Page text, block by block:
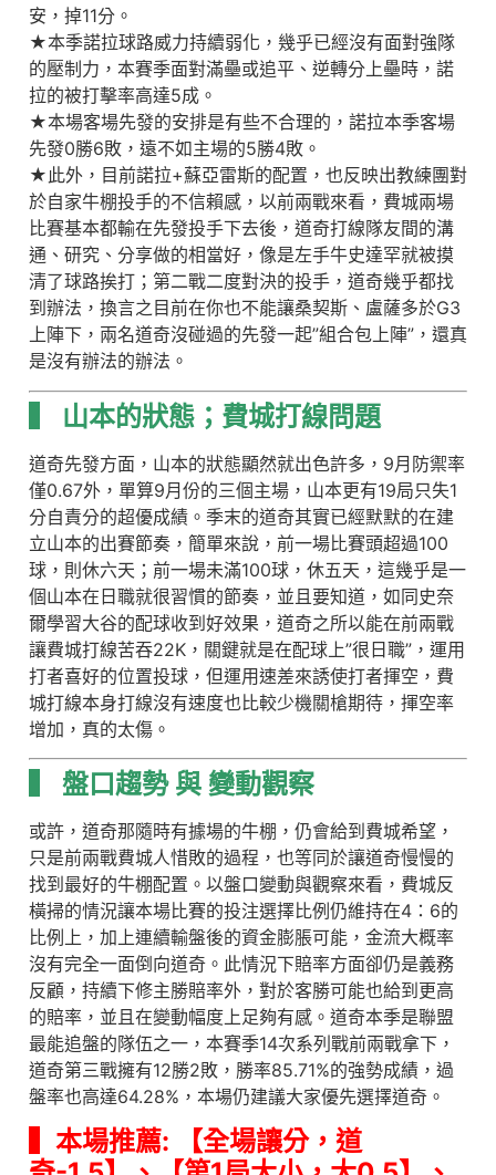
安，掉11分。
★本季諾拉球路威力持續弱化，幾乎已經沒有面對強隊
的壓制力，本賽季面對滿壘或追平、逆轉分上壘時，諾
拉的被打擊率高達5成。
★本場客場先發的安排是有些不合理的，諾拉本季客場
先發0勝6敗，遠不如主場的5勝4敗。
★此外，目前諾拉+蘇亞雷斯的配置，也反映出教練團對
於自家牛棚投手的不信賴感，以前兩戰來看，費城兩場
比賽基本都輸在先發投手下去後，道奇打線隊友間的溝
通、研究、分享做的相當好，像是左手牛史達罕就被摸
清了球路挨打；第二戰二度對決的投手，道奇幾乎都找
到辦法，換言之目前在你也不能讓桑契斯、盧薩多於G3
上陣下，兩名道奇沒碰過的先發一起”組合包上陣”，還真
是沒有辦法的辦法。
山本的狀態；費城打線問題
道奇先發方面，山本的狀態顯然就出色許多，9月防禦率
僅0.67外，單算9月份的三個主場，山本更有19局只失1
分自責分的超優成績。季末的道奇其實已經默默的在建
立山本的出賽節奏，簡單來說，前一場比賽頭超過100
球，則休六天；前一場未滿100球，休五天，這幾乎是一
個山本在日職就很習慣的節奏，並且要知道，如同史奈
爾學習大谷的配球收到好效果，道奇之所以能在前兩戰
讓費城打線苦吞22K，關鍵就是在配球上”很日職”，運用
打者喜好的位置投球，但運用速差來誘使打者揮空，費
城打線本身打線沒有速度也比較少機關槍期待，揮空率
增加，真的太傷。
盤口趨勢 與 變動觀察
或許，道奇那隨時有據場的牛棚，仍會給到費城希望，
只是前兩戰費城人惜敗的過程，也等同於讓道奇慢慢的
找到最好的牛棚配置。以盤口變動與觀察來看，費城反
橫掃的情況讓本場比賽的投注選擇比例仍維持在4：6的
比例上，加上連續輸盤後的資金膨脹可能，金流大概率
沒有完全一面倒向道奇。此情況下賠率方面卻仍是義務
反顧，持續下修主勝賠率外，對於客勝可能也給到更高
的賠率，並且在變動幅度上足夠有感。道奇本季是聯盟
最能追盤的隊伍之一，本賽季14次系列戰前兩戰拿下，
道奇第三戰擁有12勝2敗，勝率85.71%的強勢成績，過
盤率也高達64.28%，本場仍建議大家優先選擇道奇。
▍本場推薦: 【全場讓分，道